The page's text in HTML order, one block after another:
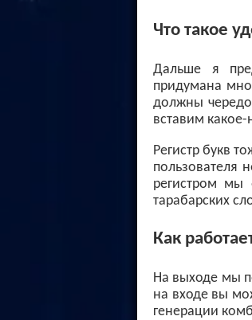
Что такое
Дальше я
придумана
должны
вставим
Регистр букв
пользователя
регистром мы
тарабарских
Как
На выходе мы
на входе вы
генерации